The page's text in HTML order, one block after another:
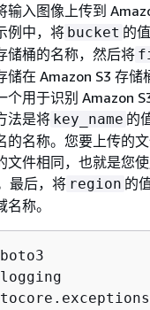
输入图像上传到
例中，将 bucket 的
储桶的名称，然后将
储在 Amazon S3 存储
个用于识别 Amazon
法是将 key_name 的
的名称。您要上传的
文件相同，也就是您
最后，将 region 的
称。